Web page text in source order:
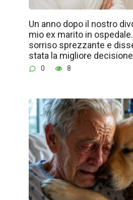
Un anno dopo il nostro
mio ex marito in
sorriso sprezzante e
stata la migliore
0 8